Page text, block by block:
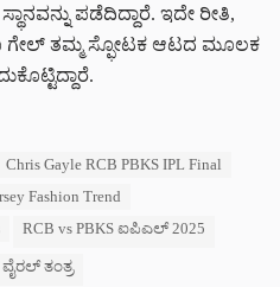
ಪಡೆದಿದ್ದಾರೆ. ಇದೇ ರೀತಿ,
ಗೇಲ್ ತಮ್ಮ ಸ್ಫೋಟಕ ಆಟದ ಮೂಲಕ
Chris Gayle RCB PBKS IPL Final
Fashion Trend
RCB vs PBKS ಐಪಿಎಲ್ 2025
ತಂತ್ರ